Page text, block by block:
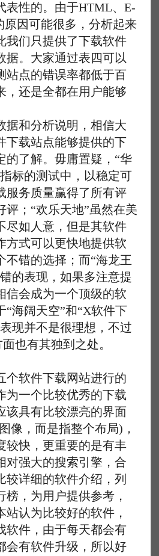
表性的。由于HTML、E-
原因可能很多，分析起来
我们只提供了下载软件
据。大家通过表四可以
站点的错误率都低于百
，还是全都在用户能够
和分析说明，相信大
下载站点能够提供的下
的了解。毋庸置疑，“华
标的测试中，以稳定可
服务质量赢得了所有评
评；“欢乐天地”虽然在美
尽如人意，但是其软件
方式可以更快地提供软
不错的选择；而“海龙王
的表现，如果多注意提
信会成为一个顶级的软
“海阔天空”和“X软件下
现并不是很理想，不过
也有其独到之处。
软件下载网站进行的
为一个比较优秀的下载
该具有比较漂亮的界面
像，而是指整个布局)，
较快，更重要的是有丰
对强大的搜索引擎，合
较详细的软件介绍，列
榜，为用户提供参考，
站认为比较好的软件，
软件，由于每天都会有
会有软件升级，所以好